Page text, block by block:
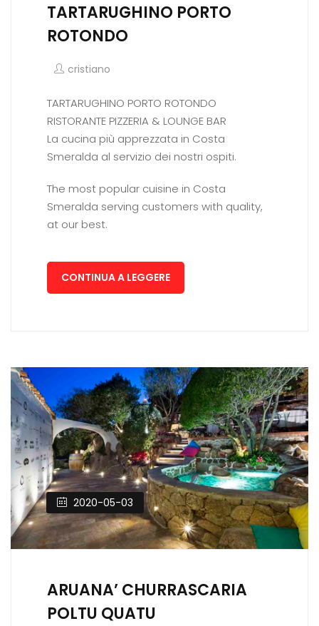
TARTARUGHINO PORTO
ROTONDO
cristiano
TARTARUGHINO PORTO ROTONDO
RISTORANTE PIZZERIA & LOUNGE BAR
La cucina più apprezzata in Costa
Smeralda al servizio dei nostri ospiti.
The most popular cuisine in Costa
Smeralda serving customers with quality,
at our best.
CONTINUA A LEGGERE
2020-05-03
ARUANA’ CHURRASCARIA
POLTU QUATU